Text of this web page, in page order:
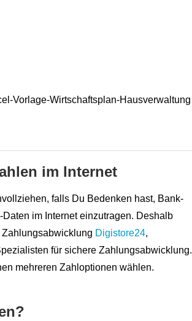
Vorlage-Wirtschaftsplan-Hausverwaltung
im Internet
falls Du Bedenken hast, Bank-
im Internet einzutragen. Deshalb
Digistore24,
für sichere Zahlungsabwicklung.
mehreren Zahloptionen wählen.